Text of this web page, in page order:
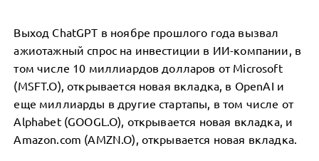
Выход ChatGPT в ноябре прошлого года вызвал
ажиотажный спрос на инвестиции в ИИ-компании, в
том числе 10 миллиардов долларов от Microsoft
(MSFT.O), открывается новая вкладка, в OpenAI и
еще миллиарды в другие стартапы, в том числе от
Alphabet (GOOGL.O), открывается новая вкладка, и
Amazon.com (AMZN.O), открывается новая вкладка.